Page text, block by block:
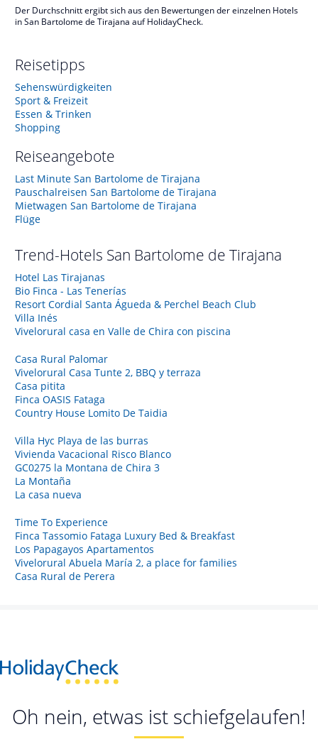
Der Durchschnitt ergibt sich aus den Bewertungen der einzelnen Hotels
in San Bartolome de Tirajana auf HolidayCheck.
Reisetipps
Sehenswürdigkeiten
Sport & Freizeit
Essen & Trinken
Shopping
Reiseangebote
Last Minute San Bartolome de Tirajana
Pauschalreisen San Bartolome de Tirajana
Mietwagen San Bartolome de Tirajana
Flüge
Trend-Hotels San Bartolome de Tirajana
Hotel Las Tirajanas
Bio Finca - Las Tenerías
Resort Cordial Santa Águeda & Perchel Beach Club
Villa Inés
Vivelorural casa en Valle de Chira con piscina
Casa Rural Palomar
Vivelorural Casa Tunte 2, BBQ y terraza
Casa pitita
Finca OASIS Fataga
Country House Lomito De Taidia
Villa Hyc Playa de las burras
Vivienda Vacacional Risco Blanco
GC0275 la Montana de Chira 3
La Montaña
La casa nueva
Time To Experience
Finca Tassomio Fataga Luxury Bed & Breakfast
Los Papagayos Apartamentos
Vivelorural Abuela María 2, a place for families
Casa Rural de Perera
Oh nein, etwas ist schiefgelaufen!